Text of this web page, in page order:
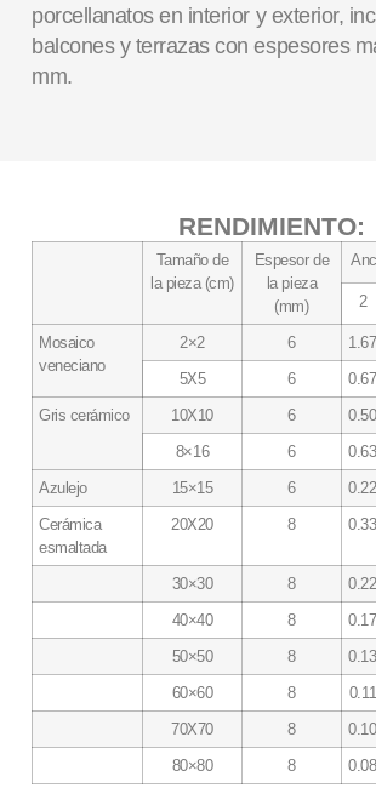
porcellanatos en interior y exterior,
balcones y terrazas con espesores
mm.
RENDIMIENTO:
Tamaño de
la pieza (cm)
Espesor de
la pieza
(mm)
2
Mosaico
veneciano
2×2 6 1.67
5X5
6 0.67
Gris cerámico
10X10 6 0.50
8×16
6 0.63
Azulejo
15×15 6 0.22
Cerámica
esmaltada
20X20 8 0.33
30×30 8 0.22
40×40
8 0.17
50×50
8 0.13
60×60
8 0.11
70X70
8 0.10
80×80
8 0.08